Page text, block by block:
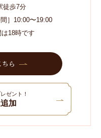
徒歩7分
］10:00〜19:00
18時です
ら
ゼント！
加